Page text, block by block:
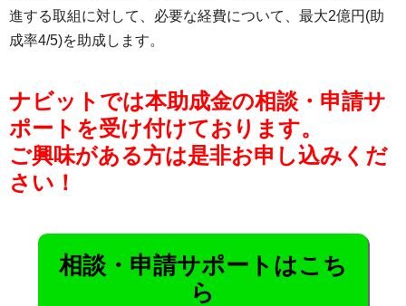
進する取組に対して、必要な経費について、最大2億円(助
成率4/5)を助成します。
ナビットでは本助成金の相談・申請サ
ポートを受け付けております。
ご興味がある方は是非お申し込みくだ
さい！
相談・申請サポートはこち
ら